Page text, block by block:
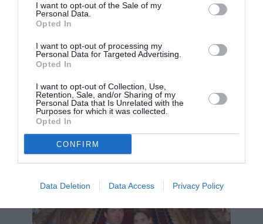
I want to opt-out of the Sale of my
Personal Data.
Opted In
I want to opt-out of processing my
Personal Data for Targeted Advertising.
Opted In
I want to opt-out of Collection, Use,
Retention, Sale, and/or Sharing of my
Personal Data that Is Unrelated with the
Purposes for which it was collected.
Opted In
CONFIRM
Data Deletion Data Access Privacy Policy
τακούνια από την Ralph & Russo (για την
ακρίβεια, τις γαλάζιες σουέτ γόβες Empire). Το
συνδύασε με ένα cropped σακάκι “Zeta” της Alice
+ Olivia και ολοκλήρωσε το σύνολο με ένα
δερμάτινο clutch Postbox Lizard-Effect της Anya
Hindmarch.